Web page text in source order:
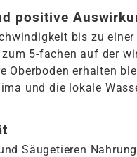
positive
bis zu
5-fachen auf der
Oberboden erhalten
und die lokale
Säugetieren